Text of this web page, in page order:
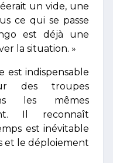
un vide, une
ce qui se passe
est déjà une
la situation. »
est indispensable
des troupes
les mêmes
Il reconnaît
est inévitable
et le déploiement